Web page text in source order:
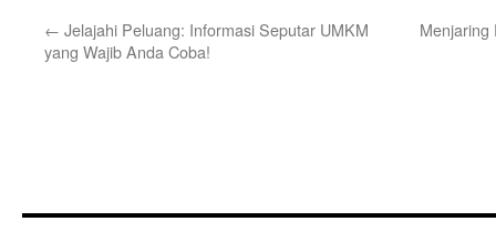
← Jelajahi Peluang: Informasi Seputar UMKM
yang Wajib Anda Coba!
Menjaring